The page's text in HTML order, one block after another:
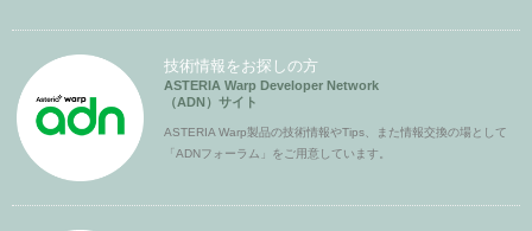
技術情報をお探しの方
ASTERIA Warp Developer Network
（ADN）サイト
ASTERIA Warp製品の技術情報やTips、また情報交換の場として
「ADNフォーラム」をご用意しています。